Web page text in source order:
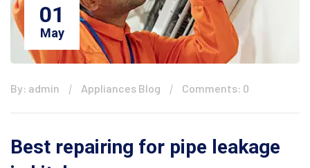
01
May
By: admin Appliances Blog Comments: 0
Best repairing for pipe leakage